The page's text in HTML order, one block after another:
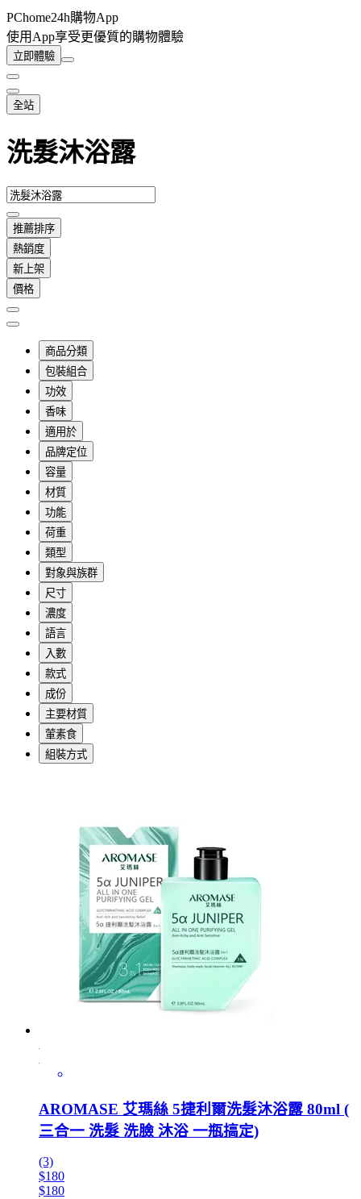
PChome24h購物App
使用App享受更優質的購物體驗
立即體驗
全站
洗髮沐浴露
推薦排序
熱銷度
新上架
價格
商品分類
包裝組合
功效
香味
適用於
品牌定位
容量
材質
功能
荷重
類型
對象與族群
尺寸
濃度
語言
入數
款式
成份
主要材質
葷素食
組裝方式
AROMASE 艾瑪絲 5捷利爾洗髮沐浴露 80ml (
三合一 洗髮 洗臉 沐浴 一瓶搞定)
(3)
$180
$180